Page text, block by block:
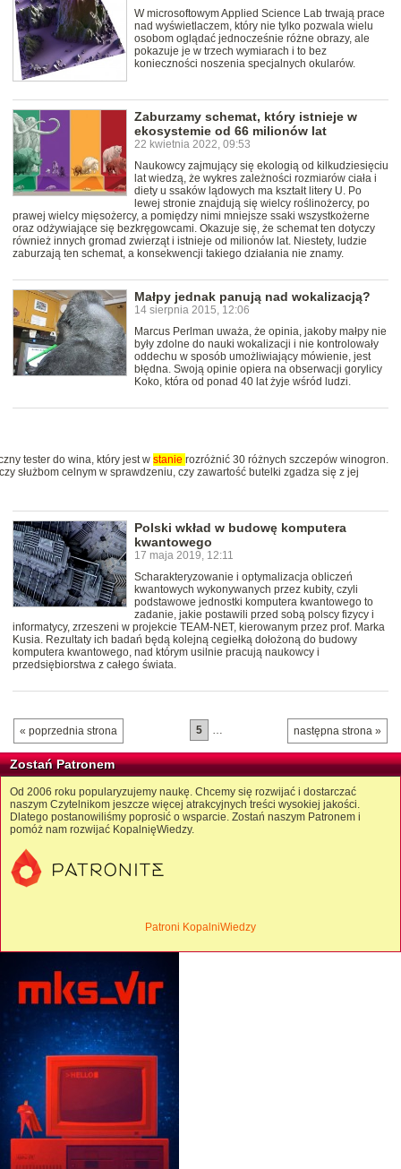
W microsoftowym Applied Science Lab trwają prace
nad wyświetlaczem, który nie tylko pozwala wielu
osobom oglądać jednocześnie różne obrazy, ale
pokazuje je w trzech wymiarach i to bez
konieczności noszenia specjalnych okularów.
Zaburzamy schemat, który istnieje w
ekosystemie od 66 milionów lat
22 kwietnia 2022, 09:53
Naukowcy zajmujący się ekologią od kilkudziesięciu
lat wiedzą, że wykres zależności rozmiarów ciała i
diety u ssaków lądowych ma kształt litery U. Po
lewej stronie znajdują się wielcy roślinożercy, po
prawej wielcy mięsożercy, a pomiędzy nimi mniejsze ssaki wszystkożerne
oraz odżywiające się bezkręgowcami. Okazuje się, że schemat ten dotyczy
również innych gromad zwierząt i istnieje od milionów lat. Niestety, ludzie
zaburzają ten schemat, a konsekwencji takiego działania nie znamy.
Małpy jednak panują nad wokalizacją?
14 sierpnia 2015, 12:06
Marcus Perlman uważa, że opinia, jakoby małpy nie
były zdolne do nauki wokalizacji i nie kontrolowały
oddechu w sposób umożliwiający mówienie, jest
błędna. Swoją opinie opiera na obserwacji gorylicy
Koko, która od ponad 40 lat żyje wśród ludzi.
tester do wina, który jest w stanie rozróżnić 30 różnych szczepów winogron.
służbom celnym w sprawdzeniu, czy zawartość butelki zgadza się z jej
Polski wkład w budowę komputera
kwantowego
17 maja 2019, 12:11
Scharakteryzowanie i optymalizacja obliczeń
kwantowych wykonywanych przez kubity, czyli
podstawowe jednostki komputera kwantowego to
zadanie, jakie postawili przed sobą polscy fizycy i
informatycy, zrzeszeni w projekcie TEAM-NET, kierowanym przez prof. Marka
Kusia. Rezultaty ich badań będą kolejną cegiełką dołożoną do budowy
komputera kwantowego, nad którym usilnie pracują naukowcy i
przedsiębiorstwa z całego świata.
« poprzednia strona następna strona »
5 …
Zostań Patronem
Od 2006 roku popularyzujemy naukę. Chcemy się rozwijać i dostarczać
naszym Czytelnikom jeszcze więcej atrakcyjnych treści wysokiej jakości.
Dlatego postanowiliśmy poprosić o wsparcie. Zostań naszym Patronem i
pomóż nam rozwijać KopalnięWiedzy.
Patroni KopalniWiedzy